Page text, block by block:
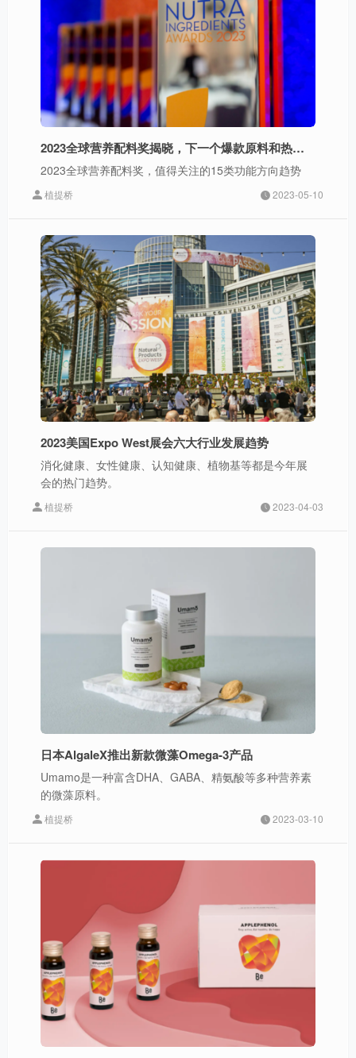
2023全球营养配料奖揭晓，下一个爆款原料和热点赛道会是？
2023全球营养配料奖，值得关注的15类功能方向趋势
植提桥 2023-05-10
2023美国Expo West展会六大行业发展趋势
消化健康、女性健康、认知健康、植物基等都是今年展
会的热门趋势。
植提桥 2023-04-03
日本AlgaleX推出新款微藻Omega-3产品
Umamo是一种富含DHA、GABA、精氨酸等多种营养素
的微藻原料。
植提桥 2023-03-10